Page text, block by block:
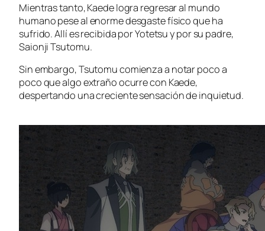
Mientras tanto, Kaede logra regresar al mundo
humano pese al enorme desgaste físico que ha
sufrido. Allí es recibida por Yotetsu y por su padre,
Saionji Tsutomu.
Sin embargo, Tsutomu comienza a notar poco a
poco que algo extraño ocurre con Kaede,
despertando una creciente sensación de inquietud.